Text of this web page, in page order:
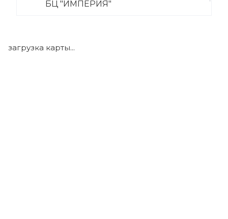
БЦ "ИМПЕРИЯ"
загрузка карты...